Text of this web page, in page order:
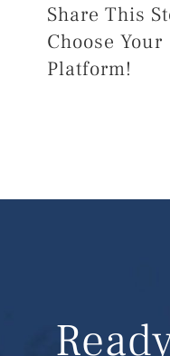
Share This
Choose Your
Platform!